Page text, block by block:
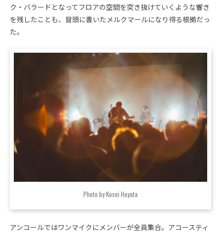
ク・バラードとなってフロアの空間を突き抜けていくような響き
を残したことも、冒頭に書いたメルクマールになり得る根拠だっ
た。
Photo by Kosei Hayata
アンコールではワンマイクにメンバーが全員集合。アコースティ